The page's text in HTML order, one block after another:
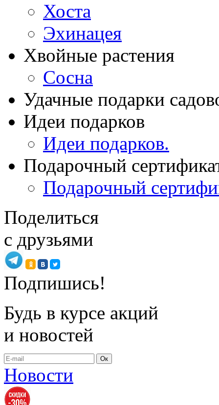
Хоста
Эхинацея
Хвойные растения
Сосна
Удачные подарки
Идеи подарков
Идеи подарков.
Подарочный
Подарочный
Поделиться
с друзьями
Подпишись!
Будь в курсе акций
и новостей
Ок
Новости